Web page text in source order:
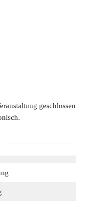
geschlossen